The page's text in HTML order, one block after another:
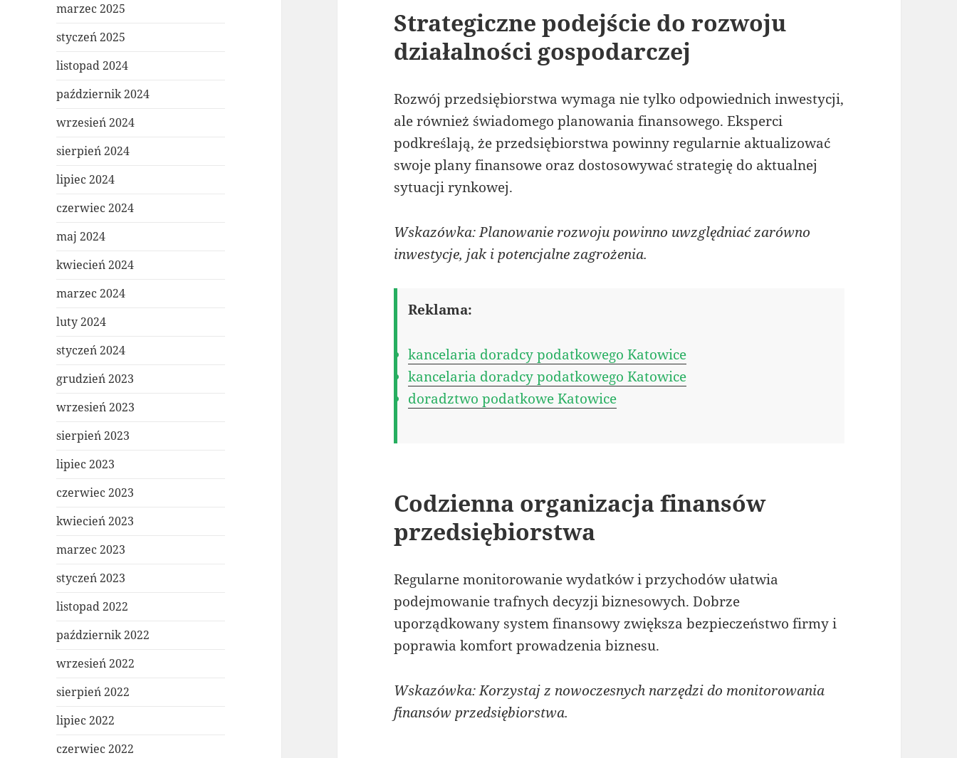
marzec 2025
styczeń 2025
listopad 2024
październik 2024
wrzesień 2024
sierpień 2024
lipiec 2024
czerwiec 2024
maj 2024
kwiecień 2024
marzec 2024
luty 2024
styczeń 2024
grudzień 2023
wrzesień 2023
sierpień 2023
lipiec 2023
czerwiec 2023
kwiecień 2023
marzec 2023
styczeń 2023
listopad 2022
październik 2022
wrzesień 2022
sierpień 2022
lipiec 2022
czerwiec 2022
Strategiczne podejście do rozwoju
działalności gospodarczej
Rozwój przedsiębiorstwa wymaga nie tylko odpowiednich inwestycji,
ale również świadomego planowania finansowego. Eksperci
podkreślają, że przedsiębiorstwa powinny regularnie aktualizować
swoje plany finansowe oraz dostosowywać strategię do aktualnej
sytuacji rynkowej.
Wskazówka: Planowanie rozwoju powinno uwzględniać zarówno
inwestycje, jak i potencjalne zagrożenia.
Reklama:
kancelaria doradcy podatkowego Katowice
kancelaria doradcy podatkowego Katowice
doradztwo podatkowe Katowice
Codzienna organizacja finansów
przedsiębiorstwa
Regularne monitorowanie wydatków i przychodów ułatwia
podejmowanie trafnych decyzji biznesowych. Dobrze
uporządkowany system finansowy zwiększa bezpieczeństwo firmy i
poprawia komfort prowadzenia biznesu.
Wskazówka: Korzystaj z nowoczesnych narzędzi do monitorowania
finansów przedsiębiorstwa.